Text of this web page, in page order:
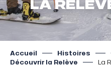
LA
Accueil Histoires
Découvrir la Relève
La